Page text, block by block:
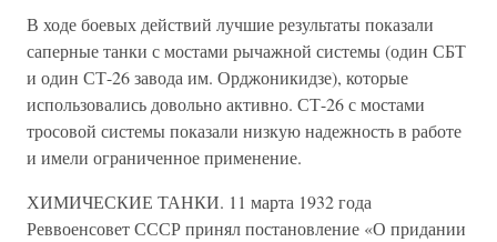
В ходе боевых действий лучшие результаты показали
саперные танки с мостами рычажной системы (один СБТ
и один СТ-26 завода им. Орджоникидзе), которые
использовались довольно активно. СТ-26 с мостами
тросовой системы показали низкую надежность в работе
и имели ограниченное применение.
ХИМИЧЕСКИЕ ТАНКИ. 11 марта 1932 года
Реввоенсовет СССР принял постановление «О придании